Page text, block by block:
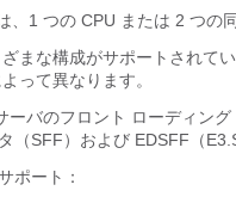
、1 つの CPU または 2 つの
まな構成がサポートされて
って異なります。
ーバのフロント ローディン
（SFF）および EDSFF（
ポート：